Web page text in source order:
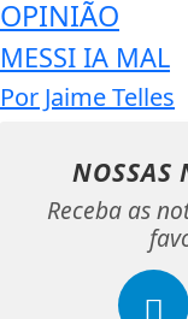
OPINIÃO
MESSI IA MAL
Por Jaime Telles
NOSSAS
Receba as